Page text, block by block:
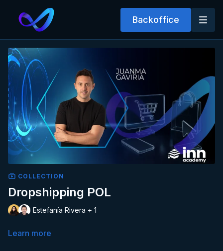
Backoffice
COLLECTION
Dropshipping POL
Estefanía Rivera + 1
Learn more